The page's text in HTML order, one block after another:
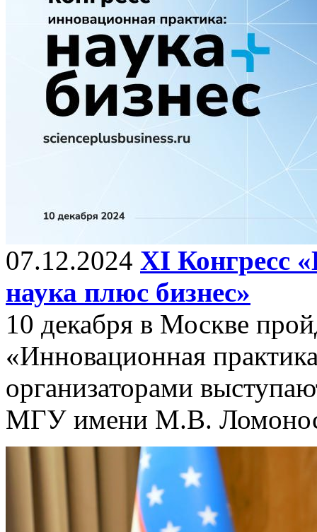
07.12.2024 ХI Конгресс
наука плюс бизнес»
10 декабря в Москве
«Инновационная
организаторами
МГУ имени М.В.